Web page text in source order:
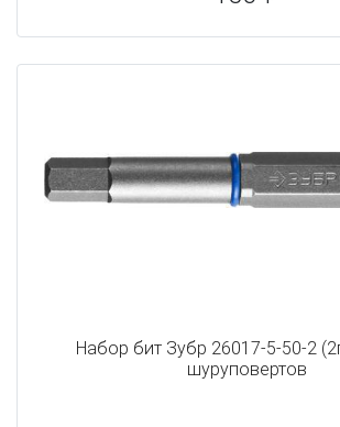
Набор бит Зубр 26017-5-50-2
шуруповертов